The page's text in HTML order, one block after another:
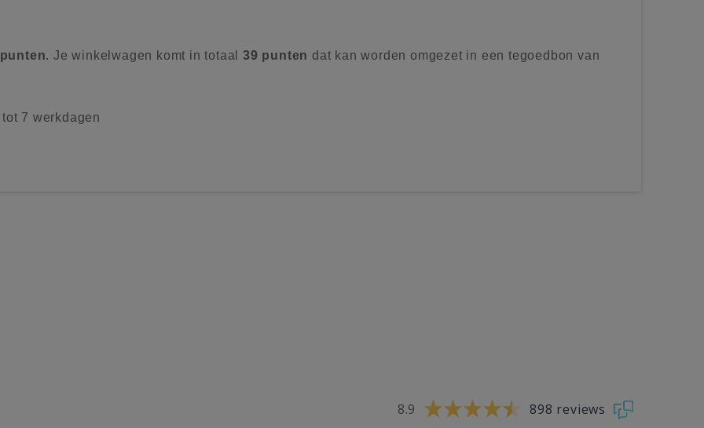
punten. Je winkelwagen komt in totaal39 punten dat kan worden omgezet in een tegoedbon van
tot 7 werkdagen
8.9 898 reviews